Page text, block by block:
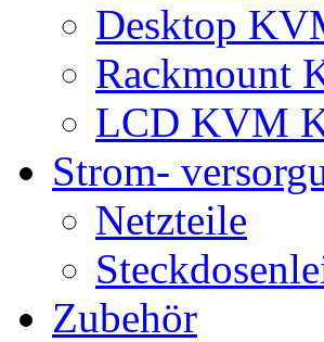
Desktop
Rackmount
LCD KVM
Strom-
Netzteile
Zubehör